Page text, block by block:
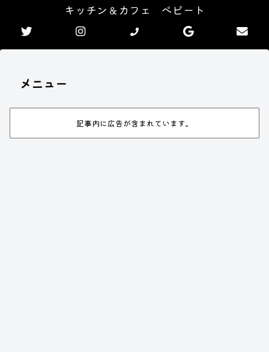
キッチン＆カフェ ぺピート
メニュー
記事内に広告が含まれています。